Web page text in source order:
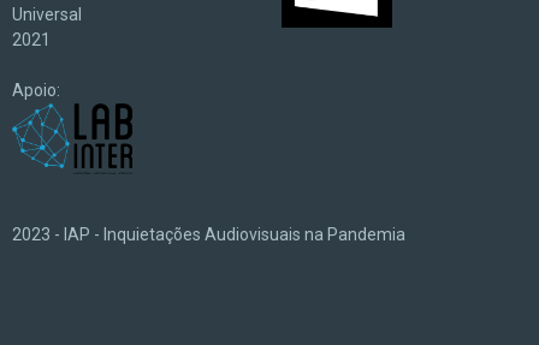
Universal
2021
Apoio:
2023 - IAP - Inquietações Audiovisuais na Pandemia